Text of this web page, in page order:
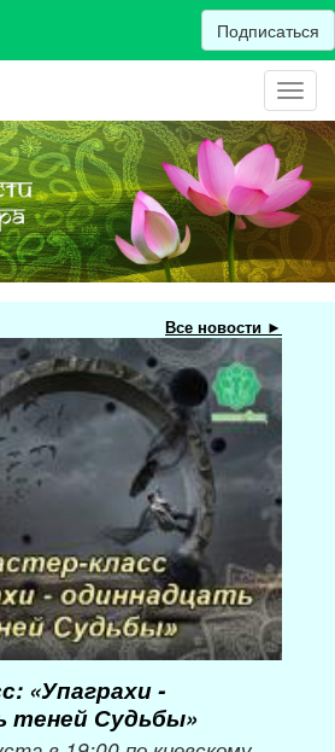
Подписаться
Все новости ►
«Упаграхи -
теней Судьбы»